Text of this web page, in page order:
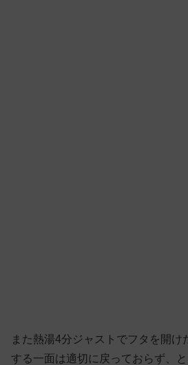
また熱湯4分ジャストでフタを開け
する一面は適切に戻っておらず、